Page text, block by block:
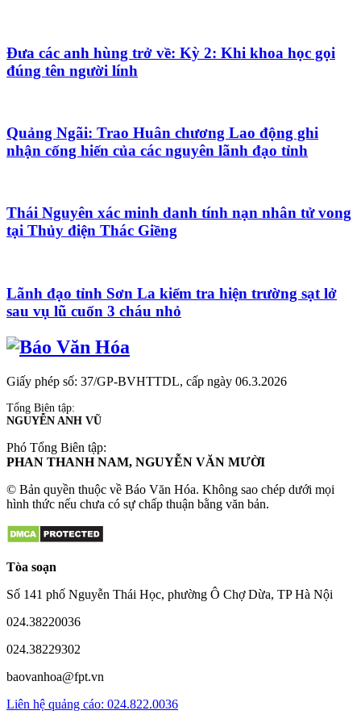
Đưa các anh hùng trở về: Kỳ 2: Khi khoa học gọi
đúng tên người lính
Quảng Ngãi: Trao Huân chương Lao động ghi
nhận cống hiến của các nguyên lãnh đạo tỉnh
Thái Nguyên xác minh danh tính nạn nhân tử vong
tại Thủy điện Thác Giềng
Lãnh đạo tỉnh Sơn La kiểm tra hiện trường sạt lở
sau vụ lũ cuốn 3 cháu nhỏ
Giấy phép số: 37/GP-BVHTTDL, cấp ngày 06.3.2026
Tổng Biên tập:
NGUYỄN ANH VŨ
Phó Tổng Biên tập:
PHAN THANH NAM, NGUYỄN VĂN MƯỜI
© Bản quyền thuộc về Báo Văn Hóa. Không sao chép dưới mọi
hình thức nếu chưa có sự chấp thuận bằng văn bản.
Tòa soạn
Số 141 phố Nguyễn Thái Học, phường Ô Chợ Dừa, TP Hà Nội
024.38220036
024.38229302
baovanhoa@fpt.vn
Liên hệ quảng cáo: 024.822.0036